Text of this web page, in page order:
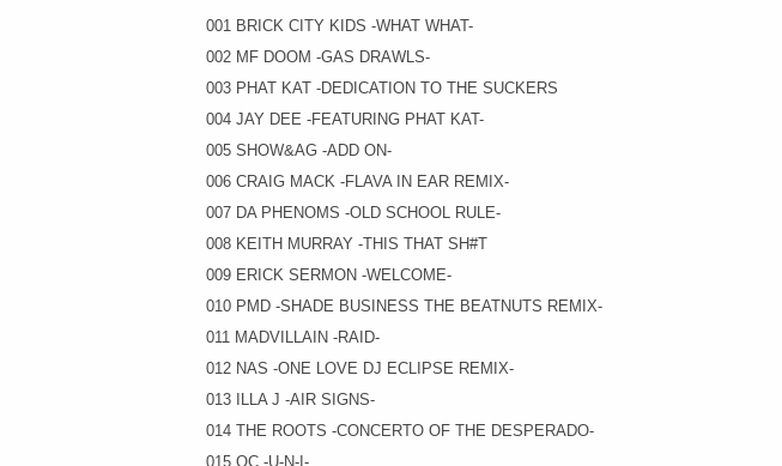
001 BRICK CITY KIDS -WHAT WHAT-
002 MF DOOM -GAS DRAWLS-
003 PHAT KAT -DEDICATION TO THE SUCKERS
004 JAY DEE -FEATURING PHAT KAT-
005 SHOW&AG -ADD ON-
006 CRAIG MACK -FLAVA IN EAR REMIX-
007 DA PHENOMS -OLD SCHOOL RULE-
008 KEITH MURRAY -THIS THAT SH#T
009 ERICK SERMON -WELCOME-
010 PMD -SHADE BUSINESS THE BEATNUTS REMIX-
011 MADVILLAIN -RAID-
012 NAS -ONE LOVE DJ ECLIPSE REMIX-
013 ILLA J -AIR SIGNS-
014 THE ROOTS -CONCERTO OF THE DESPERADO-
015 OC -U-N-I-